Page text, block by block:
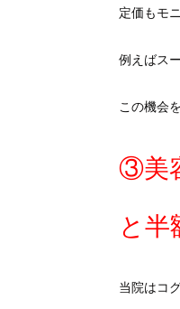
定価もモ
例えばス
この機会
③美
と半
当院はコ